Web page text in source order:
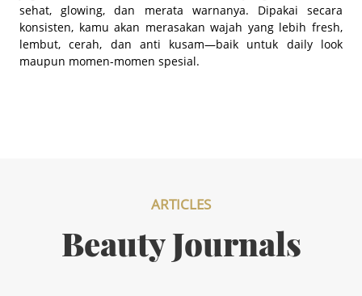
sehat, glowing, dan merata warnanya. Dipakai secara
konsisten, kamu akan merasakan wajah yang lebih fresh,
lembut, cerah, dan anti kusam—baik untuk daily look
maupun momen-momen spesial.
ARTICLES
Beauty Journals